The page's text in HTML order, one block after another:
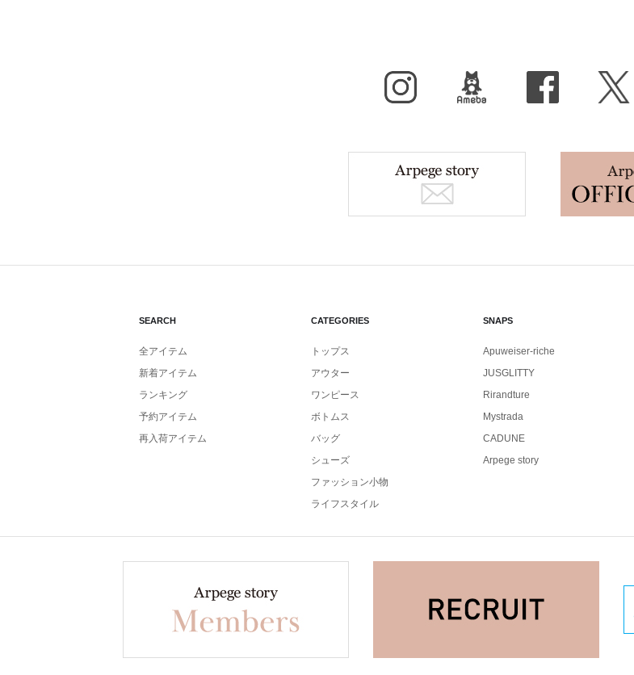
SEARCH
全アイテム
新着アイテム
ランキング
予約アイテム
再入荷アイテム
CATEGORIES
トップス
アウター
ワンピース
ボトムス
バッグ
シューズ
ファッション小物
ライフスタイル
SNAPS
Apuweiser-riche
JUSGLITTY
Rirandture
Mystrada
CADUNE
Arpege story